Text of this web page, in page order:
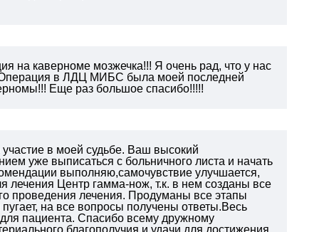
на каверноме мозжечка!!! Я очень рад, что у нас
Операция в ЛДЦ МИБС была моей последней
Еще раз большое спасибо!!!!!
участие в моей судьбе. Ваш высокий
уже выписаться с больничного листа и начать
выполняю,самочувствие улучшается,
лечения Центр гамма-нож, т.к. в нем созданы все
проведения лечения. Продуманы все этапы
на все вопросы получены ответы.Весь
пациента. Спасибо всему дружному
благополучия и удачи для достижения